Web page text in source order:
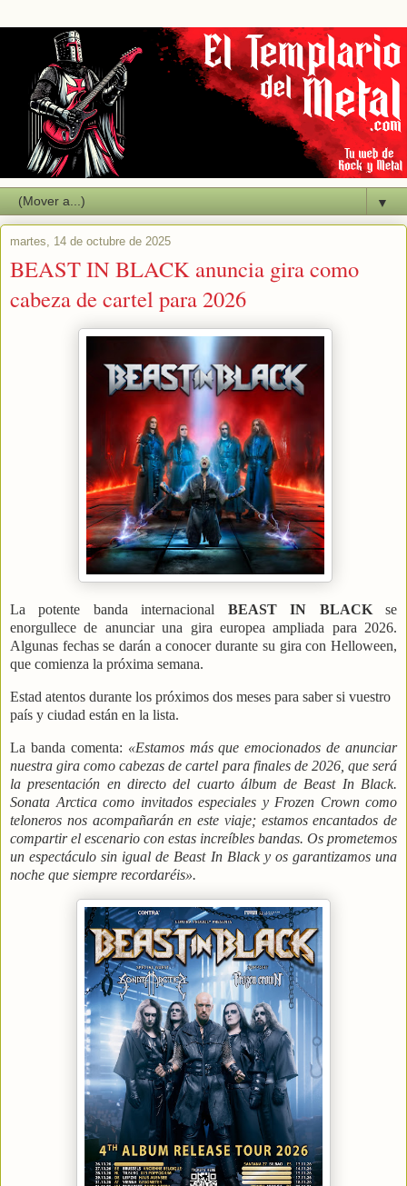
▼
martes, 14 de octubre de 2025
BEAST IN BLACK anuncia gira como
cabeza de cartel para 2026
La potente banda internacional BEAST IN BLACKse
enorgullece de anunciar una gira europea ampliada para 2026.
Algunas fechas se darán a conocer durante su gira con Helloween,
que comienza la próxima semana.
Estad atentos durante los próximos dos meses para saber si vuestro
país y ciudad están en la lista.
La banda comenta: «Estamos más que emocionados de anunciar
nuestra gira como cabezas de cartel para finales de 2026, que será
la presentación en directo del cuarto álbum de Beast In Black.
Sonata Arctica como invitados especiales y Frozen Crown como
teloneros nos acompañarán en este viaje; estamos encantados de
compartir el escenario con estas increíbles bandas. Os prometemos
un espectáculo sin igual de Beast In Black y os garantizamos una
noche que siempre recordaréis».